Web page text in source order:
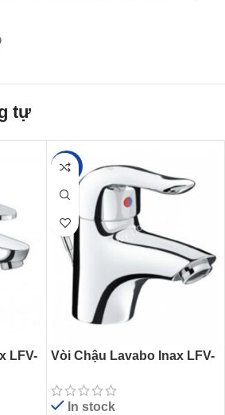
tự
LFV-
-34%
Vòi Chậu Lavabo Inax LFV-
In stock